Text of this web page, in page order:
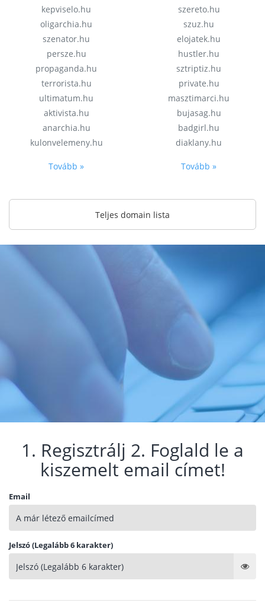
kepviselo.hu
oligarchia.hu
szenator.hu
persze.hu
propaganda.hu
terrorista.hu
ultimatum.hu
aktivista.hu
anarchia.hu
kulonvelemeny.hu
Tovább »
szereto.hu
szuz.hu
elojatek.hu
hustler.hu
sztriptiz.hu
private.hu
masztimarci.hu
bujasag.hu
badgirl.hu
diaklany.hu
Tovább »
Teljes domain lista
1. Regisztrálj 2. Foglald le a
kiszemelt email címet!
Email
Jelszó (Legalább 6 karakter)